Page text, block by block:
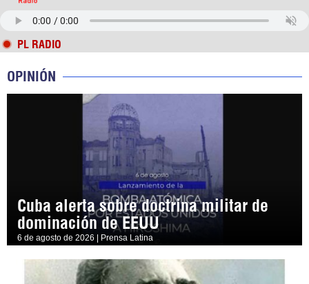
PL RADIO
OPINIÓN
Cuba alerta sobre doctrina militar de
dominación de EEUU
6 de agosto de 2026 | Prensa Latina